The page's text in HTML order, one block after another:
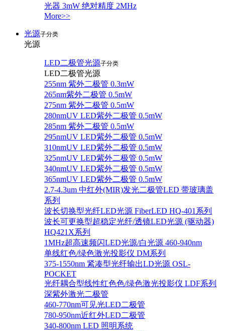
光器 3mW 绝对精度 2MHz
More>>
光源子分类
光源
LED二极管光源子分类
LED二极管光源
255nm 紫外二极管 0.3mW
265nm紫外二极管 0.5mW
275nm 紫外二极管 0.5mW
280nmUV LED紫外二极管 0.5mW
285nm 紫外二极管 0.5mW
295nmUV LED紫外二极管 0.5mW
310nmUV LED紫外二极管 0.5mW
325nmUV LED紫外二极管 0.5mW
340nmUV LED紫外二极管 0.5mW
365nmUV LED紫外二极管 0.5mW
2.7-4.3um 中红外(MIR)发光二极管LED 带玻璃盖
系列
波长切换型光纤LED光源 FiberLED HQ-401系列
波长可更换型超稳定光纤/透镜LED光源 (驱动器)
HQ421X系列
1MHz超高速频闪LED光源/白光源 460-940nm
单线红色/绿色激光投影仪 DM系列
375-1550nm 紧凑型光纤输出LD光源 OSL-
POCKET
光纤耦合型线性红色色/绿色激光投影仪 LDF系列
深紫外激光二极管
460-770nm可见光LED二极管
780-950nm近红外LED二极管
340-800nm LED 照明系统